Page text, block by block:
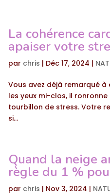
La cohérence
apaiser votre
par chris | Déc 17, 2024 |
Vous avez déjà remarqué
les yeux mi-clos, il
tourbillon de stress. Votre
si...
Quand la neige
règle du 1 %
par chris | Nov 3, 2024 |